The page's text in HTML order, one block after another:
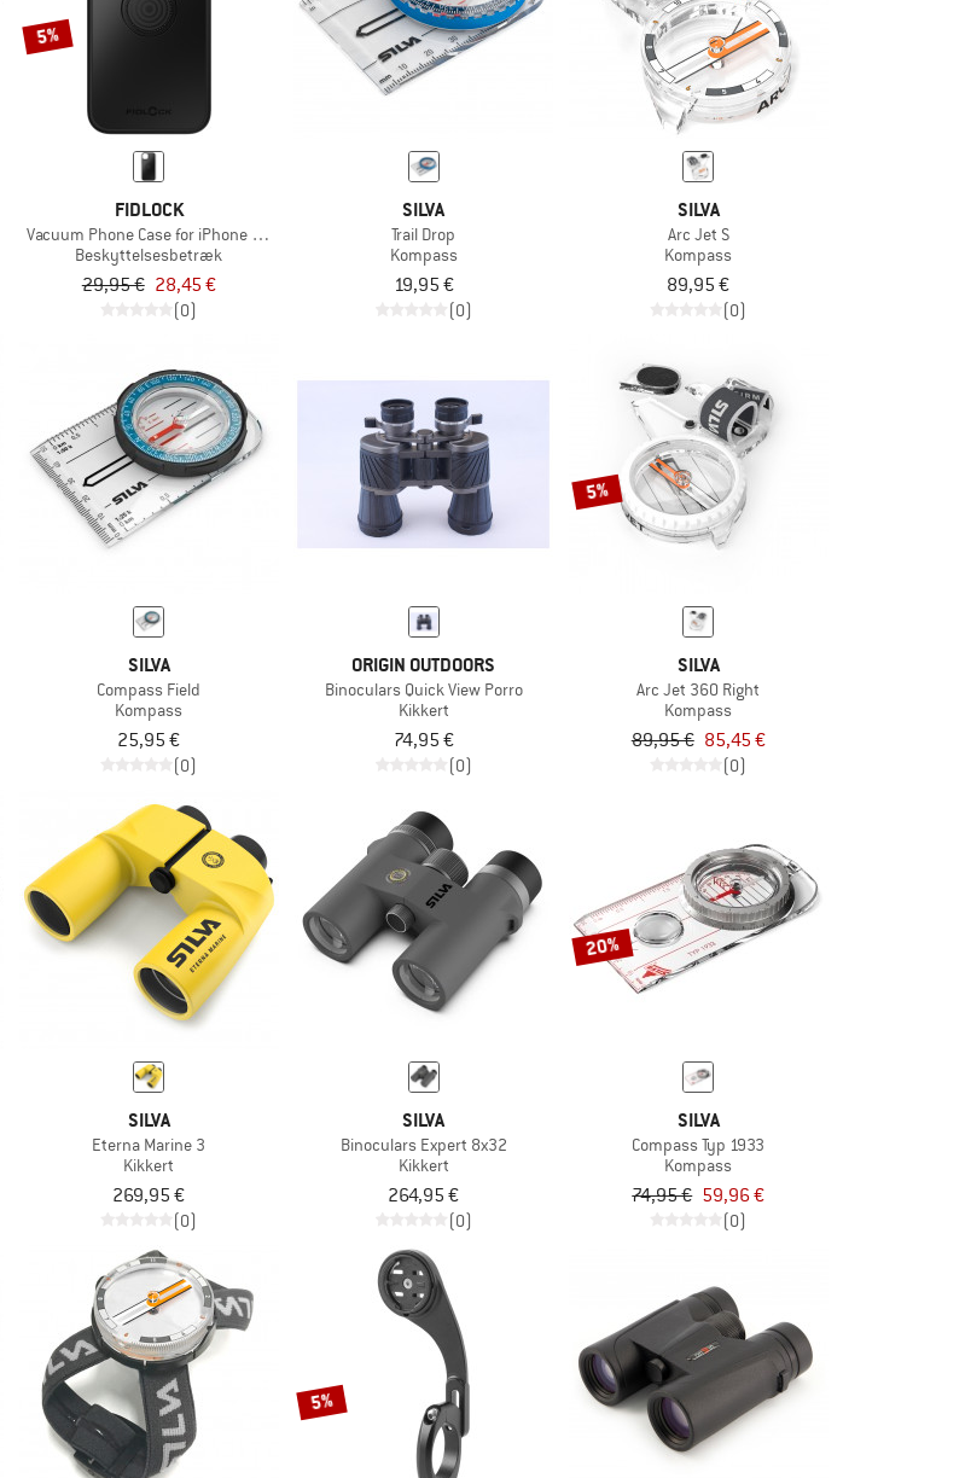
5%
FIDLOCK
Vacuum Phone Case for iPhone 15 Plus
Beskyttelsesbetræk
29,95 € 28,45 €
(0)
SILVA
Trail Drop
Kompass
19,95 €
(0)
SILVA
Arc Jet S
Kompass
89,95 €
(0)
SILVA
Compass Field
Kompass
25,95 €
(0)
ORIGIN OUTDOORS
Binoculars Quick View Porro
Kikkert
74,95 €
(0)
5%
SILVA
Arc Jet 360 Right
Kompass
89,95 € 85,45 €
(0)
SILVA
Eterna Marine 3
Kikkert
269,95 €
(0)
SILVA
Binoculars Expert 8x32
Kikkert
264,95 €
(0)
20%
SILVA
Compass Typ 1933
Kompass
74,95 € 59,96 €
(0)
5%